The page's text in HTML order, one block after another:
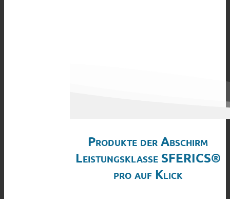
Produkte der Abschirm
Leistungsklasse SFERICS®
pro auf Klick